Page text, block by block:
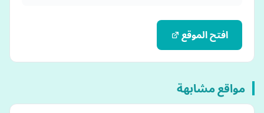
افتح الموقع
مواقع مشابهة